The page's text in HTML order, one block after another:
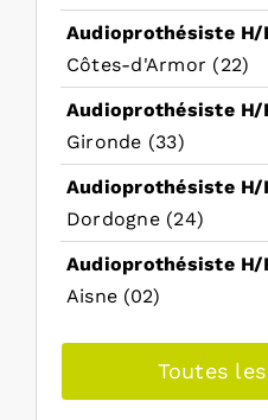
Audioprothésiste H/
Côtes-d'Armor (22)
Audioprothésiste H/
Gironde (33)
Audioprothésiste H/
Dordogne (24)
Audioprothésiste H/
Aisne (02)
Toutes